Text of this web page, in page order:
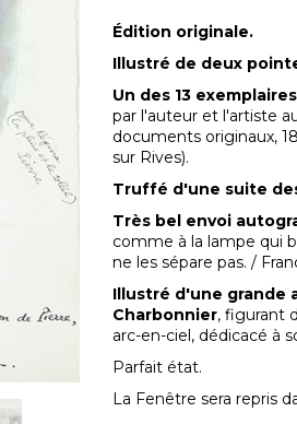
Édition originale.
Illustré de deux
Un des 13
par l'auteur et l'artiste
documents originaux,
sur Rives).
Truffé d'une suite
Très bel envoi
comme à la lampe qui
ne les sépare pas. /
Illustré d'une grande
Charbonnier, figurant
arc-en-ciel, dédicacé à
Parfait état.
La Fenêtre sera repris